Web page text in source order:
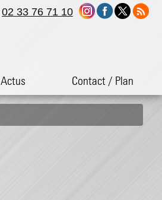
Actus Contact / Plan
02 33 76 71 10